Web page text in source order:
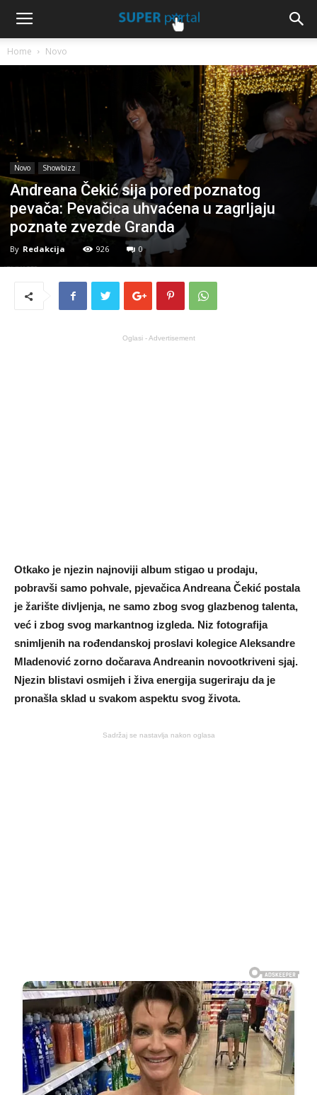
Home Novo
Novo Showbizz
Andreana Čekić sija pored poznatog
pevača: Pevačica uhvaćena u zagrljaju
poznate zvezde Granda
By Redakcija 926 0
Oglasi - Advertisement
Otkako je njezin najnoviji album stigao u prodaju,
pobravši samo pohvale, pjevačica Andreana Čekić postala
je žarište divljenja, ne samo zbog svog glazbenog talenta,
već i zbog svog markantnog izgleda. Niz fotografija
snimljenih na rođendanskoj proslavi kolegice Aleksandre
Mladenović zorno dočarava Andreanin novootkriveni sjaj.
Njezin blistavi osmijeh i živa energija sugeriraju da je
pronašla sklad u svakom aspektu svog života.
Sadržaj se nastavlja nakon oglasa